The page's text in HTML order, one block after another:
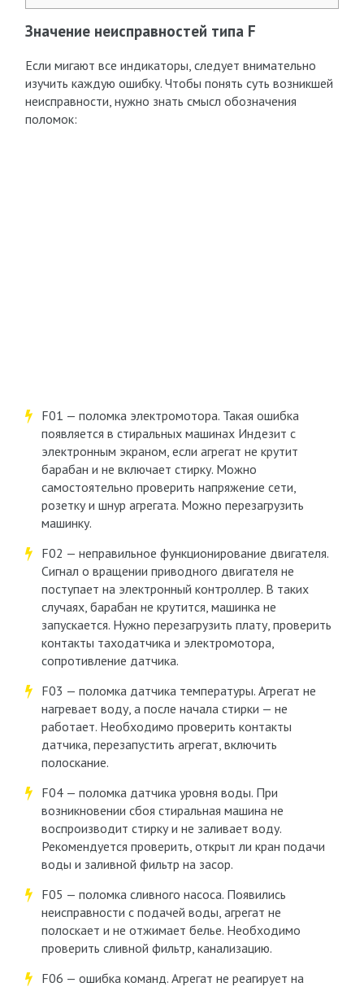
Значение неисправностей типа F
Если мигают все индикаторы, следует внимательно
изучить каждую ошибку. Чтобы понять суть возникшей
неисправности, нужно знать смысл обозначения
поломок:
F01 — поломка электромотора. Такая ошибка
появляется в стиральных машинах Индезит с
электронным экраном, если агрегат не крутит
барабан и не включает стирку. Можно
самостоятельно проверить напряжение сети,
розетку и шнур агрегата. Можно перезагрузить
машинку.
F02 — неправильное функционирование двигателя.
Сигнал о вращении приводного двигателя не
поступает на электронный контроллер. В таких
случаях, барабан не крутится, машинка не
запускается. Нужно перезагрузить плату, проверить
контакты таходатчика и электромотора,
сопротивление датчика.
F03 — поломка датчика температуры. Агрегат не
нагревает воду, а после начала стирки — не
работает. Необходимо проверить контакты
датчика, перезапустить агрегат, включить
полоскание.
F04 — поломка датчика уровня воды. При
возникновении сбоя стиральная машина не
воспроизводит стирку и не заливает воду.
Рекомендуется проверить, открыт ли кран подачи
воды и заливной фильтр на засор.
F05 — поломка сливного насоса. Появились
неисправности с подачей воды, агрегат не
полоскает и не отжимает белье. Необходимо
проверить сливной фильтр, канализацию.
F06 — ошибка команд. Агрегат не реагирует на